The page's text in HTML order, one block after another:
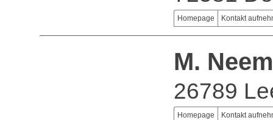
Homepage Kontakt
M.
26789
Homepage Kontakt